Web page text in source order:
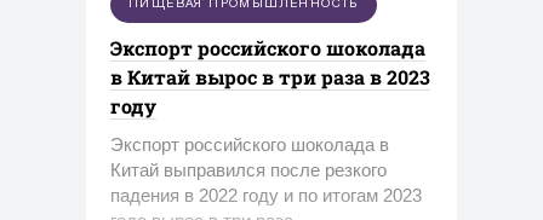
ПИЩЕВАЯ ПРОМЫШЛЕННОСТЬ
Экспорт российского шоколада
в Китай вырос в три раза в 2023
году
Экспорт российского шоколада в
Китай выправился после резкого
падения в 2022 году и по итогам 2023